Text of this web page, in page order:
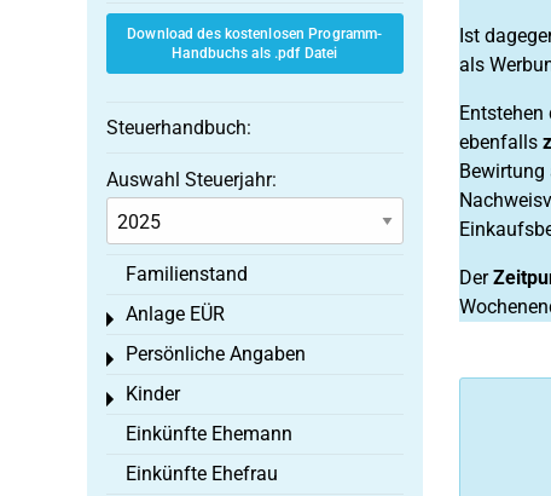
Ist
als
ebenfalls
Bewirtung
Der
Download des kostenlosen Programm-
Handbuchs als .pdf Datei
Steuerhandbuch:
Auswahl Steuerjahr:
Familienstand
Anlage EÜR
Toggle menu
Persönliche Angaben
Toggle menu
Kinder
Toggle menu
Einkünfte Ehemann
Einkünfte Ehefrau